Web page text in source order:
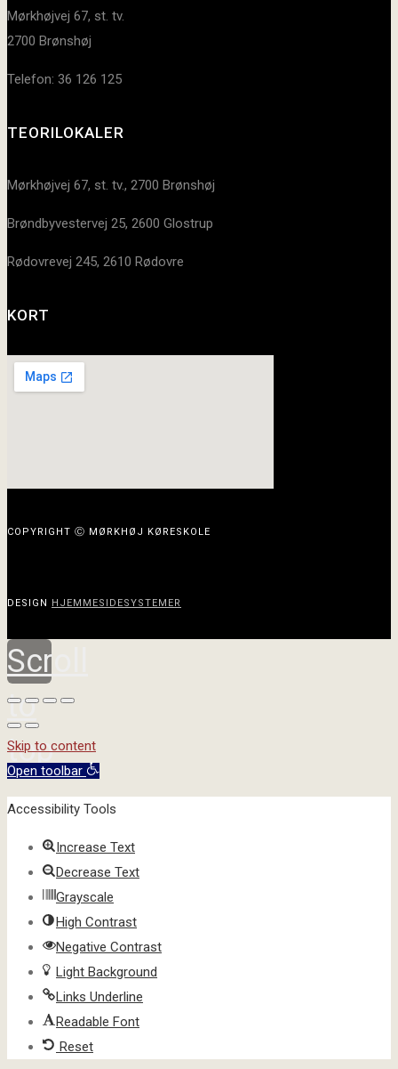
Mørkhøjvej 67, st. tv.
2700 Brønshøj
Telefon: 36 126 125
TEORILOKALER
Mørkhøjvej 67, st. tv., 2700 Brønshøj
Brøndbyvestervej 25, 2600 Glostrup
Rødovrevej 245, 2610 Rødovre
KORT
COPYRIGHT Ⓒ MØRKHØJ KØRESKOLE
DESIGN HJEMMESIDESYSTEMER
Scroll
to
top
Skip to content
Open toolbar
Accessibility Tools
Increase Text
Decrease Text
Grayscale
High Contrast
Negative Contrast
Light Background
Links Underline
Readable Font
Reset